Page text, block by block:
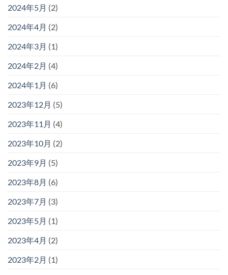
2024年5月 (2)
2024年4月 (2)
2024年3月 (1)
2024年2月 (4)
2024年1月 (6)
2023年12月 (5)
2023年11月 (4)
2023年10月 (2)
2023年9月 (5)
2023年8月 (6)
2023年7月 (3)
2023年5月 (1)
2023年4月 (2)
2023年2月 (1)